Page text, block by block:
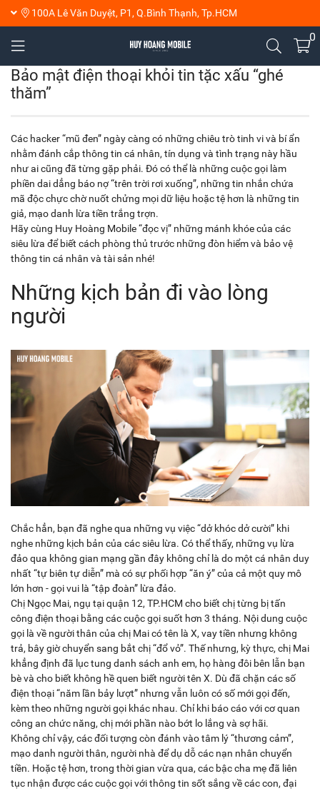
100A Lê Văn Duyệt, P1, Q.Bình Thạnh, Tp.HCM
0
Bảo mật điện thoại khỏi tin tặc xấu “ghé
thăm”
Các hacker “mũ đen” ngày càng có những chiêu trò tinh vi và bí ẩn
nhằm đánh cắp thông tin cá nhân, tín dụng và tình trạng này hầu
như ai cũng đã từng gặp phải. Đó có thể là những cuộc gọi làm
phiền dai dẳng báo nợ “trên trời rơi xuống”, những tin nhắn chứa
mã độc chực chờ nuốt chửng mọi dữ liệu hoặc tệ hơn là những tin
giả, mạo danh lừa tiền trắng trợn.
Hãy cùng Huy Hoàng Mobile “đọc vị” những mánh khóe của các
siêu lừa để biết cách phòng thủ trước những đòn hiểm và bảo vệ
thông tin cá nhân và tài sản nhé!
Những kịch bản đi vào lòng
người
Chắc hẳn, bạn đã nghe qua những vụ việc “dở khóc dở cười” khi
nghe những kịch bản của các siêu lừa. Có thể thấy, những vụ lừa
đảo qua không gian mạng gần đây không chỉ là do một cá nhân duy
nhất “tự biên tự diễn” mà có sự phối hợp “ăn ý” của cả một quy mô
lớn hơn - gọi vui là “tập đoàn” lừa đảo.
Chị Ngọc Mai, ngụ tại quận 12, TP.HCM cho biết chị từng bị tấn
công điện thoại bằng các cuộc gọi suốt hơn 3 tháng. Nội dung cuộc
gọi là về người thân của chị Mai có tên là X, vay tiền nhưng không
trả, bây giờ chuyển sang bắt chị “đổ vỏ”. Thế nhưng, kỳ thực, chị Mai
khẳng định đã lục tung danh sách anh em, họ hàng đôi bên lẫn bạn
bè và cho biết không hề quen biết người tên X. Dù đã chặn các số
điện thoại “năm lần bảy lượt” nhưng vẫn luôn có số mới gọi đến,
kèm theo những người gọi khác nhau. Chỉ khi báo cáo với cơ quan
công an chức năng, chị mới phần nào bớt lo lắng và sợ hãi.
Không chỉ vậy, các đối tượng còn đánh vào tâm lý “thương cảm”,
mạo danh người thân, người nhà để dụ dỗ các nạn nhân chuyển
tiền. Hoặc tệ hơn, trong thời gian vừa qua, các bậc cha mẹ đã liên
tục nhận được các cuộc gọi với thông tin sốt sắng về các con, đại